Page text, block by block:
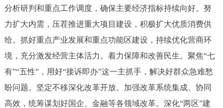
分析研判和重点工作调度，确保主要经济指标持续向好。努
力扩大内需，压茬推进重大项目建设，积极扩大优质消费供
给。抓好重点产业发展和重点功能区建设，持续优化营商环
境，充分激发经营主体活力。着力保障和改善民生。聚焦“七
有”“五性”，用好“接诉即办”这一主抓手，解决好群众急难愁
盼问题。坚定不移深化改革开放。加强改革系统集成、协同
高效，统筹谋划好国企、金融等各领域改革。深化“两区”建